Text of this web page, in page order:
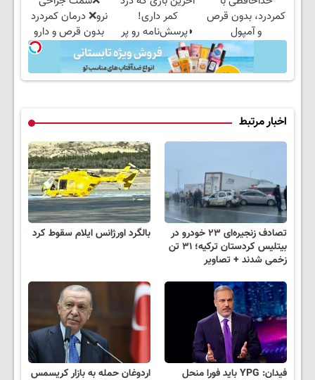
کمردرد، بدون قرص
و آمپول
کمر داری!
◗پرسش‌نامه رو پر
کن◖
نرو❌ درمان کمردرد
بدون قرص و دارو
اخبار مرتبط
تصادف زنجیره‌ای ۲۳ خودرو در
بیتلیس کردستان ترکیه؛ ۳۱ تن
زخمی شدند + تصاویر
بالگرد اورژانس ایلام سقوط کرد
فیدان: YPG باید فورا منحل
اردوغان حمله به بازار کریسمس